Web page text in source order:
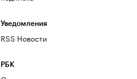
Уведомления
RSS Новости
РБК